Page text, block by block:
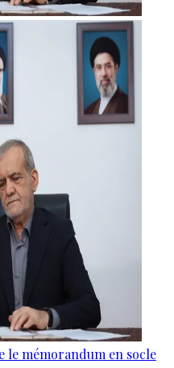
mémorandum en socle